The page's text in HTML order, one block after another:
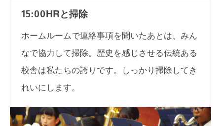
15:00HRと掃除
ホームルームで連絡事項を聞いたあとは、みん
なで協力して掃除。歴史を感じさせる伝統ある
校舎は私たちの誇りです。しっかり掃除してき
れいにします。